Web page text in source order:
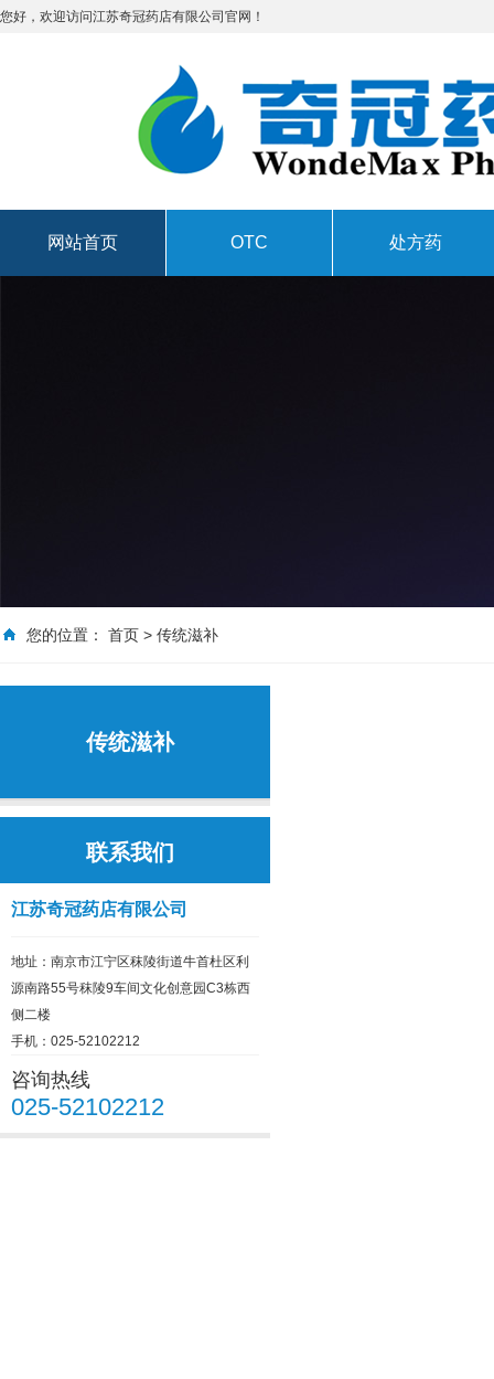
您好，欢迎访问江苏奇冠药店有限公司官网！
网站首页 OTC 处方药
您的位置： 首页 > 传统滋补
传统滋补
联系我们
江苏奇冠药店有限公司
地址：南京市江宁区秣陵街道牛首杜区利
源南路55号秣陵9车间文化创意园C3栋西
侧二楼
手机：025-52102212
咨询热线
025-52102212